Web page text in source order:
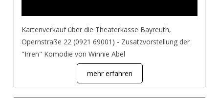
Kartenverkauf über die Theaterkasse Bayreuth,
Opernstraße 22 (0921 69001) - Zusatzvorstellung der
"Irren" Komödie von Winnie Abel
mehr erfahren